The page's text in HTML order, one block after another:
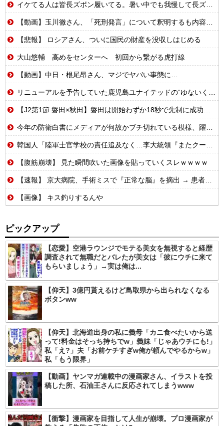
イケてる人は皆長ズボン履いてる。暑い中でも我慢して長ズボン履いてる。半ズボンはモテ無い。厳しいって
【動画】玉川徹さん、「死刑発言」について釈明するも内容がクソすぎて更に大炎上……
【悲報】 ロシアさん、ついに国民の財産を没収しはじめる
大山悠輔 高めをセンターへ 初回から繋がる虎打線
【動画】中日・根尾昂さん、マジでヤバい事態に…
リニューアルを予告していた鹿児島ユナイテッドの“ゆないくー”、ホーム開幕戦に新フェイスで登場
【J2第1節 磐田×秋田】磐田は開始わずか18秒で先制に成功するも追いつかれドロー 秋葉新体制の初白星はお預けに
今年の防衛白書にメディアが何故かブチ切れている模様、躍起になって批判するも逆に有権者からは……
韓国人「陸軍士官学校の責任追及なく…李大統領『またクーデター起こす可能性』と警告」
【腹筋崩壊】 見た瞬間吹いた画像を貼っていくスレｗｗｗｗ
【速報】 京大病院、手術ミスで『正常な脳』を摘出 → 患者は自発呼吸不可能な植物状態に
【画像】 キス釣りするんや
ピックアップ
【恋愛】空港ラウンジでモテる美女を無視すると経歴
調査されて無職だとバレたが美女は「彼にウチに来て
もらいましょう」→実は俺は...
【仰天】3億円貰えるけど鳥取県から出られなくなる
ボタンww
【仰天】北海道出身の私に義母「カニ食べたいから送
って!料金はそっち持ちでw」義妹「じゃあウチにも!」
私「え?」夫「お前ケチすぎw俺が頼んでやるからw」
私「もう限界」
【動画】ヤンマガ連載中の漫画家さん、イラストを投
稿した所、石油王さんに反応されてしまうwww
【衝撃】漫画家を目指して人生が崩壊。プロ漫画家が